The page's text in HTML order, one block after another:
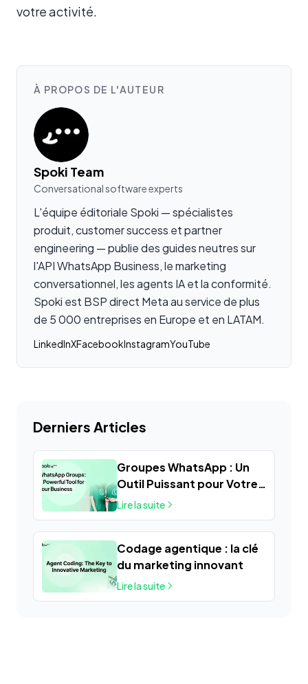
votre activité.
À PROPOS DE L'AUTEUR
Spoki Team
Conversational software experts
L'équipe éditoriale Spoki — spécialistes
produit, customer success et partner
engineering — publie des guides neutres sur
l'API WhatsApp Business, le marketing
conversationnel, les agents IA et la conformité.
Spoki est BSP direct Meta au service de plus
de 5 000 entreprises en Europe et en LATAM.
LinkedInXFacebookInstagramYouTube
Derniers Articles
Groupes WhatsApp : Un
Outil Puissant pour Votre
Entreprise
Lire la suite
Codage agentique : la clé
du marketing innovant
Lire la suite